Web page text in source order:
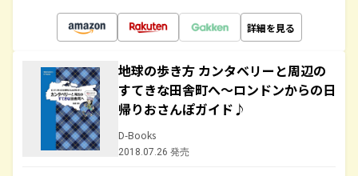
詳細を見る
地球の歩き方 カンタベリーと周辺の
すてきな田舎町へ～ロンドンからの日
帰りおさんぽガイド♪
D-Books
2018.07.26 発売